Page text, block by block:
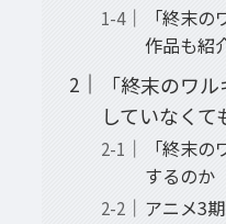
「終末
作品も紹
「終末のワ
していなく
「終末
するのか
アニメ3